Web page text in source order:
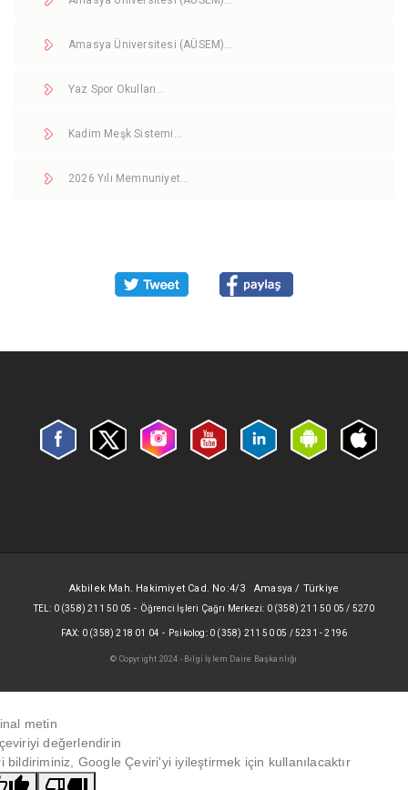
Amasya Üniversitesi (AÜSEM)…
Yaz Spor Okulları…
Kadim Meşk Sistemi…
2026 Yılı Memnuniyet…
Akbilek Mah. Hakimiyet Cad. No:4/3 Amasya / Türkiye
TEL: 0 (358) 211 50 05 - Öğrenci İşleri Çağrı Merkezi: 0 (358) 211 50 05 / 5270
FAX: 0 (358) 218 01 04 - Psikolog: 0 (358) 211 50 05 / 5231 - 2196
© Copyright 2024 - Bilgi İşlem Daire Başkanlığı
metin
değerlendirin
bildiriminiz, Google Çeviri'yi iyileştirmek için kullanılacaktır